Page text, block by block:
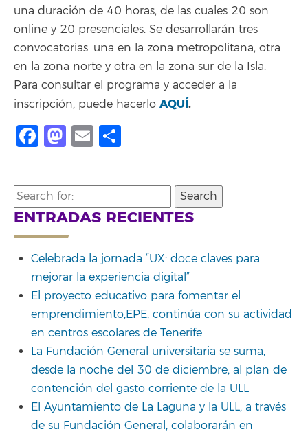
una duración de 40 horas, de las cuales 20 son
online y 20 presenciales. Se desarrollarán tres
convocatorias: una en la zona metropolitana, otra
en la zona norte y otra en la zona sur de la Isla.
Para consultar el programa y acceder a la
inscripción, puede hacerlo AQUÍ.
Facebook
Mastodon
Email
Search
for:
ENTRADAS RECIENTES
Celebrada la jornada “UX: doce claves para
mejorar la experiencia digital”
El proyecto educativo para fomentar el
emprendimiento,EPE, continúa con su actividad
en centros escolares de Tenerife
La Fundación General universitaria se suma,
desde la noche del 30 de diciembre, al plan de
contención del gasto corriente de la ULL
El Ayuntamiento de La Laguna y la ULL, a través
de su Fundación General, colaborarán en